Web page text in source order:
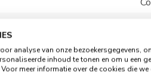
Ja
analyse van onze bezoekersgegevens,
inhoud te tonen en om u een
meer informatie over de cookies die we